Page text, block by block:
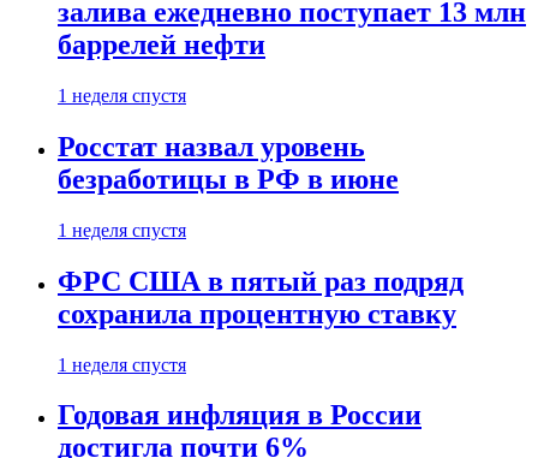
залива ежедневно поступает 13 млн
баррелей нефти
1 неделя спустя
Росстат назвал уровень
безработицы в РФ в июне
1 неделя спустя
ФРС США в пятый раз подряд
сохранила процентную ставку
1 неделя спустя
Годовая инфляция в России
достигла почти 6%